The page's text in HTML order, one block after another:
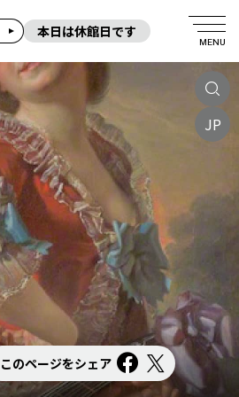
本日は休館日です
MENU
JP
このページをシェア